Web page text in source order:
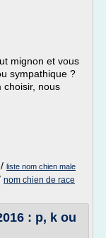
mignon et vous
sympathique ?
choisir, nous
/ liste nom chien male
nom chien de race
: p, k ou